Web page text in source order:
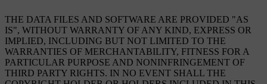
THE DATA FILES AND SOFTWARE ARE PROVIDED "AS
IS", WITHOUT WARRANTY OF ANY KIND, EXPRESS OR
IMPLIED, INCLUDING BUT NOT LIMITED TO THE
WARRANTIES OF MERCHANTABILITY, FITNESS FOR A
PARTICULAR PURPOSE AND NONINFRINGEMENT OF
THIRD PARTY RIGHTS. IN NO EVENT SHALL THE